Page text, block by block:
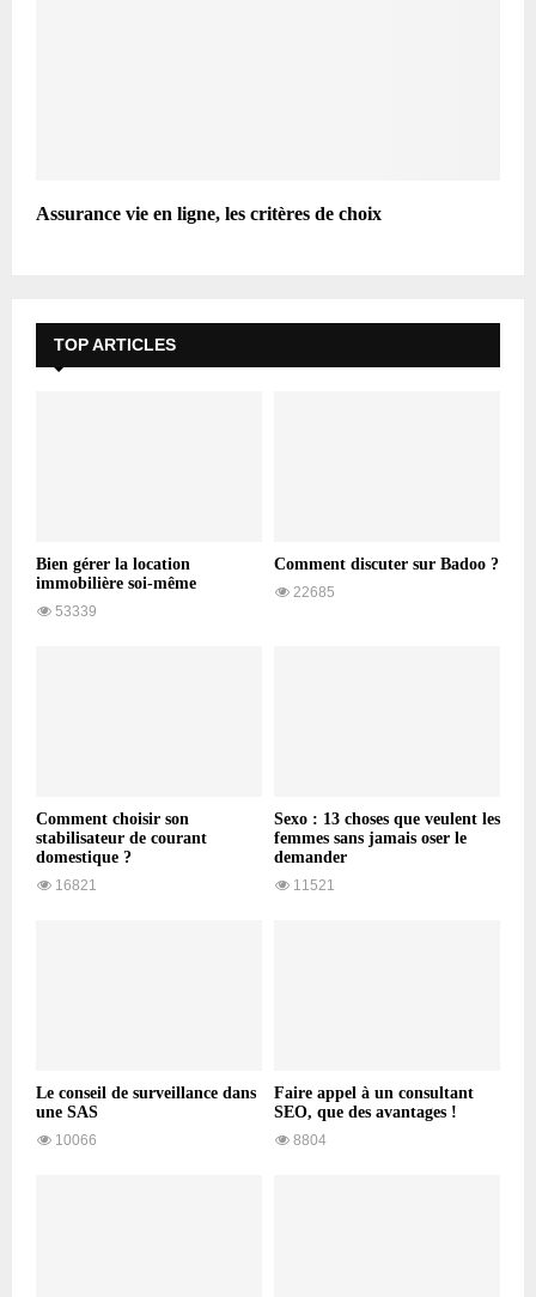
Assurance vie en ligne, les critères de choix
TOP ARTICLES
Bien gérer la location
immobilière soi-même
53339
Comment discuter sur Badoo ?
22685
Comment choisir son
stabilisateur de courant
domestique ?
16821
Sexo : 13 choses que veulent les
femmes sans jamais oser le
demander
11521
Le conseil de surveillance dans
une SAS
10066
Faire appel à un consultant
SEO, que des avantages !
8804